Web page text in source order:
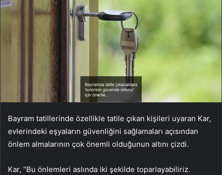
Bayram tatillerinde özellikle tatile çıkan kişileri uyaran Kar,
evlerindeki eşyaların güvenliğini sağlamaları açısından
önlem almalarının çok önemli olduğunun altını çizdi.
Kar, “Bu önlemleri aslında iki şekilde toparlayabiliriz.